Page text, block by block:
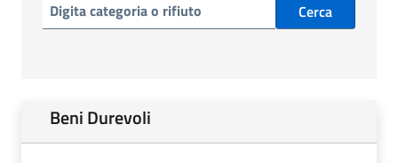
Cerca
Beni Durevoli